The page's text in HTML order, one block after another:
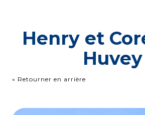
Henry et
Huvey
« Retourner en arrière